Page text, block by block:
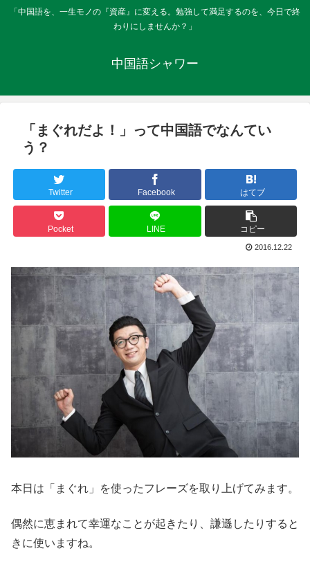
「中国語を、一生モノの『資産』に変える。勉強して満足するのを、今日で終
わりにしませんか？」
中国語シャワー
「まぐれだよ！」って中国語でなんてい
う？
Twitter Facebook はてブ
Pocket LINE コピー
2016.12.22
本日は「まぐれ」を使ったフレーズを取り上げてみます。
偶然に恵まれて幸運なことが起きたり、謙遜したりすると
きに使いますね。